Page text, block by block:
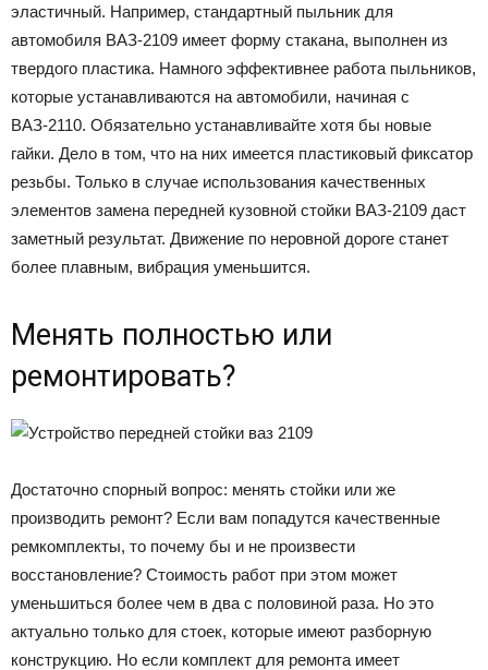
эластичный. Например, стандартный пыльник для
автомобиля ВАЗ-2109 имеет форму стакана, выполнен из
твердого пластика. Намного эффективнее работа пыльников,
которые устанавливаются на автомобили, начиная с
ВАЗ-2110. Обязательно устанавливайте хотя бы новые
гайки. Дело в том, что на них имеется пластиковый фиксатор
резьбы. Только в случае использования качественных
элементов замена передней кузовной стойки ВАЗ-2109 даст
заметный результат. Движение по неровной дороге станет
более плавным, вибрация уменьшится.
Менять полностью или
ремонтировать?
Достаточно спорный вопрос: менять стойки или же
производить ремонт? Если вам попадутся качественные
ремкомплекты, то почему бы и не произвести
восстановление? Стоимость работ при этом может
уменьшиться более чем в два с половиной раза. Но это
актуально только для стоек, которые имеют разборную
конструкцию. Но если комплект для ремонта имеет